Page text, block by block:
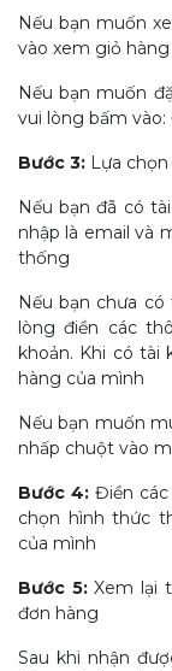
Nếu bạn muốn
vào xem giỏ hàng
Nếu bạn muốn
vui lòng bấm
Bước 3: Lựa
Nếu bạn đã có
nhập là email và
thống
Nếu bạn chưa
lòng điền các
khoản. Khi có tài
hàng của mình
Nếu bạn muốn
nhấp chuột vào
Bước 4:Điền các
chọn hình thức
của mình
Bước 5:Xem lại
đơn hàng
Sau khi nhận